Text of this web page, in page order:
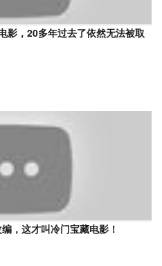
影，20多年过去了依然无法被取
，这才叫冷门宝藏电影！